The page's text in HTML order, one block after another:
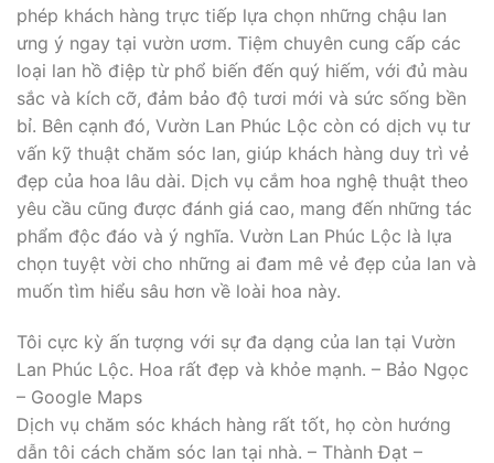
phép khách hàng trực tiếp lựa chọn những chậu lan
ưng ý ngay tại vườn ươm. Tiệm chuyên cung cấp các
loại lan hồ điệp từ phổ biến đến quý hiếm, với đủ màu
sắc và kích cỡ, đảm bảo độ tươi mới và sức sống bền
bỉ. Bên cạnh đó, Vườn Lan Phúc Lộc còn có dịch vụ tư
vấn kỹ thuật chăm sóc lan, giúp khách hàng duy trì vẻ
đẹp của hoa lâu dài. Dịch vụ cắm hoa nghệ thuật theo
yêu cầu cũng được đánh giá cao, mang đến những tác
phẩm độc đáo và ý nghĩa. Vườn Lan Phúc Lộc là lựa
chọn tuyệt vời cho những ai đam mê vẻ đẹp của lan và
muốn tìm hiểu sâu hơn về loài hoa này.
Tôi cực kỳ ấn tượng với sự đa dạng của lan tại Vườn
Lan Phúc Lộc. Hoa rất đẹp và khỏe mạnh. – Bảo Ngọc
– Google Maps
Dịch vụ chăm sóc khách hàng rất tốt, họ còn hướng
dẫn tôi cách chăm sóc lan tại nhà. – Thành Đạt –